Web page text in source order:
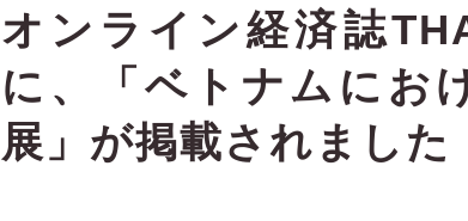
オンライン経済誌
に、「ベトナムにお
展」が掲載されました